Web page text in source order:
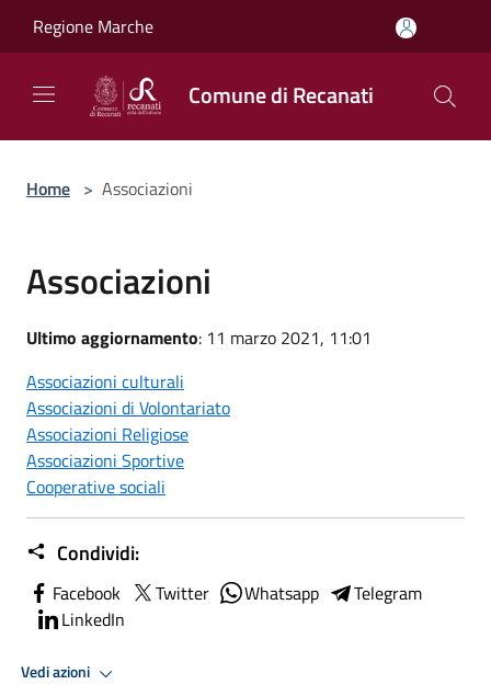
Regione Marche
Comune di Recanati
Home > Associazioni
Associazioni
Ultimo aggiornamento: 11 marzo 2021, 11:01
Associazioni culturali
Associazioni di Volontariato
Associazioni Religiose
Associazioni Sportive
Cooperative sociali
Condividi:
Facebook Twitter Whatsapp
Telegram
LinkedIn
Vedi azioni